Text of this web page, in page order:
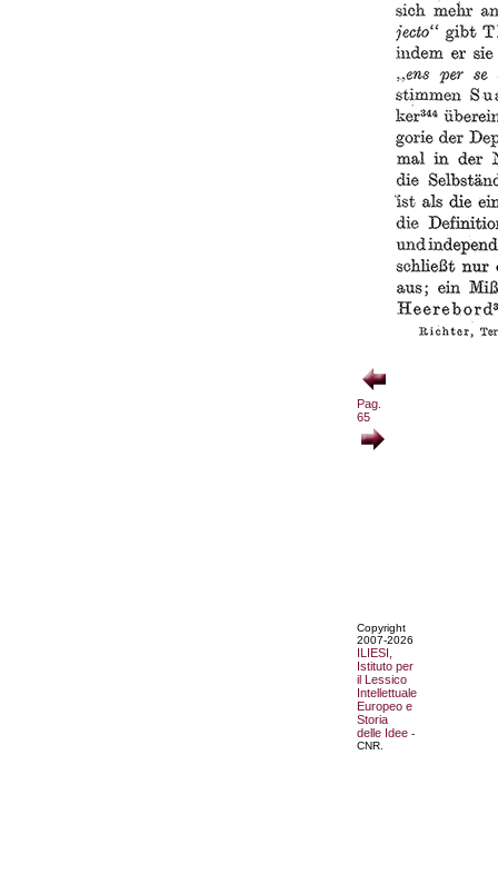
Pag.
65
Copyright
2007-2026
ILIESI,
Istituto per
il Lessico
Intellettuale
Europeo e
Storia
delle Idee -
CNR.